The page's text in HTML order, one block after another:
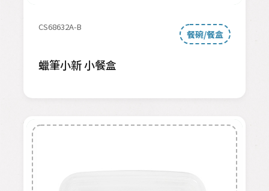
CS68632A-B
餐碗/餐盒
蠟筆小新 小餐盒